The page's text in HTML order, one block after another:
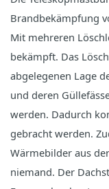
Brandbekämpfung
Mit mehreren
bekämpft. Das
abgelegenen Lage
und deren
werden. Dadurch
gebracht werden.
Wärmebilder aus
niemand. Der